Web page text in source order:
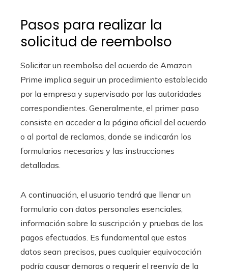
Pasos para realizar la
solicitud de reembolso
Solicitar un reembolso del acuerdo de Amazon
Prime implica seguir un procedimiento establecido
por la empresa y supervisado por las autoridades
correspondientes. Generalmente, el primer paso
consiste en acceder a la página oficial del acuerdo
o al portal de reclamos, donde se indicarán los
formularios necesarios y las instrucciones
detalladas.
A continuación, el usuario tendrá que llenar un
formulario con datos personales esenciales,
información sobre la suscripción y pruebas de los
pagos efectuados. Es fundamental que estos
datos sean precisos, pues cualquier equivocación
podría causar demoras o requerir el reenvío de la